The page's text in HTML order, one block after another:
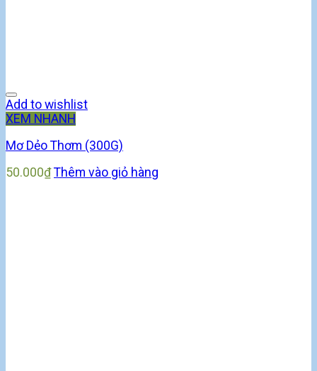
Add to wishlist
XEM NHANH
Mơ Dẻo Thơm (300G)
50.000₫ Thêm vào giỏ hàng